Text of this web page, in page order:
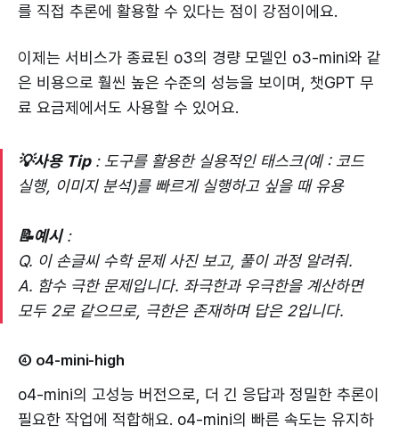
를 직접 추론에 활용할 수 있다는 점이 강점이에요.
이제는 서비스가 종료된 o3의 경량 모델인 o3-mini와 같
은 비용으로 훨씬 높은 수준의 성능을 보이며, 챗GPT 무
료 요금제에서도 사용할 수 있어요.
💡사용 Tip: 도구를 활용한 실용적인 태스크(예 : 코드
실행, 이미지 분석)를 빠르게 실행하고 싶을 때 유용
📝예시:
Q. 이 손글씨 수학 문제 사진 보고, 풀이 과정 알려줘.
A. 함수 극한 문제입니다. 좌극한과 우극한을 계산하면
모두 2로 같으므로, 극한은 존재하며 답은 2입니다.
④ o4-mini-high
o4-mini의 고성능 버전으로, 더 긴 응답과 정밀한 추론이
필요한 작업에 적합해요. o4-mini의 빠른 속도는 유지하